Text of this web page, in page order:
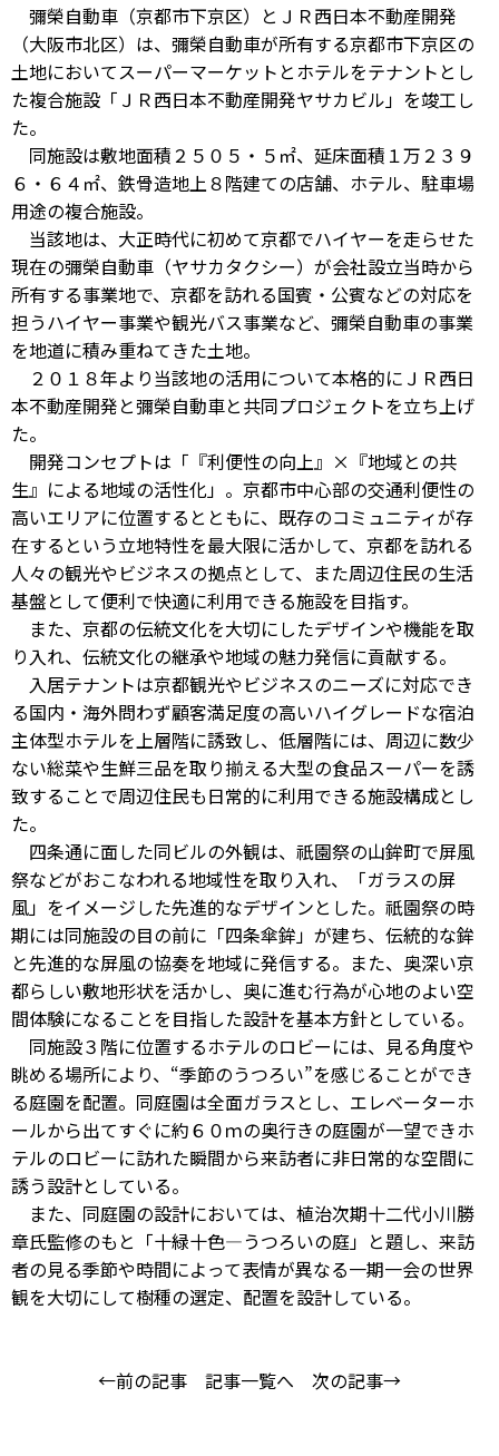
彌榮自動車（京都市下京区）とＪＲ西日本不動産開発
（大阪市北区）は、彌榮自動車が所有する京都市下京区の
土地においてスーパーマーケットとホテルをテナントとし
た複合施設「ＪＲ西日本不動産開発ヤサカビル」を竣工し
た。
同施設は敷地面積２５０５・５㎡、延床面積１万２３９
６・６４㎡、鉄骨造地上８階建ての店舗、ホテル、駐車場
用途の複合施設。
当該地は、大正時代に初めて京都でハイヤーを走らせた
現在の彌榮自動車（ヤサカタクシー）が会社設立当時から
所有する事業地で、京都を訪れる国賓・公賓などの対応を
担うハイヤー事業や観光バス事業など、彌榮自動車の事業
を地道に積み重ねてきた土地。
２０１８年より当該地の活用について本格的にＪＲ西日
本不動産開発と彌榮自動車と共同プロジェクトを立ち上げ
た。
開発コンセプトは「『利便性の向上』×『地域との共
生』による地域の活性化」。京都市中心部の交通利便性の
高いエリアに位置するとともに、既存のコミュニティが存
在するという立地特性を最大限に活かして、京都を訪れる
人々の観光やビジネスの拠点として、また周辺住民の生活
基盤として便利で快適に利用できる施設を目指す。
また、京都の伝統文化を大切にしたデザインや機能を取
り入れ、伝統文化の継承や地域の魅力発信に貢献する。
入居テナントは京都観光やビジネスのニーズに対応でき
る国内・海外問わず顧客満足度の高いハイグレードな宿泊
主体型ホテルを上層階に誘致し、低層階には、周辺に数少
ない総菜や生鮮三品を取り揃える大型の食品スーパーを誘
致することで周辺住民も日常的に利用できる施設構成とし
た。
四条通に面した同ビルの外観は、祇園祭の山鉾町で屏風
祭などがおこなわれる地域性を取り入れ、「ガラスの屏
風」をイメージした先進的なデザインとした。祇園祭の時
期には同施設の目の前に「四条傘鉾」が建ち、伝統的な鉾
と先進的な屏風の協奏を地域に発信する。また、奥深い京
都らしい敷地形状を活かし、奥に進む行為が心地のよい空
間体験になることを目指した設計を基本方針としている。
同施設３階に位置するホテルのロビーには、見る角度や
眺める場所により、“季節のうつろい”を感じることができ
る庭園を配置。同庭園は全面ガラスとし、エレベーターホ
ールから出てすぐに約６０ｍの奥行きの庭園が一望できホ
テルのロビーに訪れた瞬間から来訪者に非日常的な空間に
誘う設計としている。
また、同庭園の設計においては、植治次期十二代小川勝
章氏監修のもと「十緑十色―うつろいの庭」と題し、来訪
者の見る季節や時間によって表情が異なる一期一会の世界
観を大切にして樹種の選定、配置を設計している。
←前の記事 記事一覧へ 次の記事→